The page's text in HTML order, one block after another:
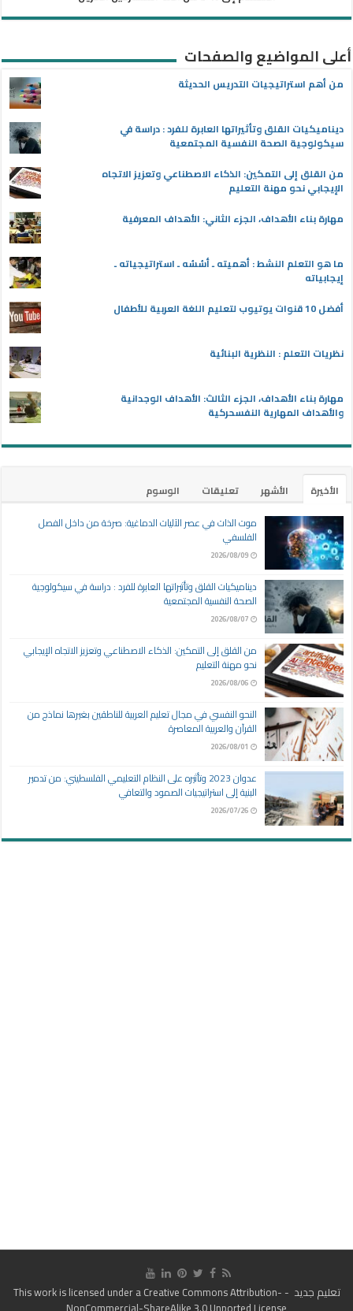
أعلى المواضيع والصفحات
من أهم استراتيجيات التدريس الحديثة
ديناميكيات القلق وتأثيراتها العابرة للفرد : دراسة في
سيكولوجية الصحة النفسية المجتمعية
من القلق إلى التمكين: الذكاء الاصطناعي وتعزيز الاتجاه
الإيجابي نحو مهنة التعليم
مهارة بناء الأهداف، الجزء الثاني: الأهداف المعرفية
ما هو التعلم النشط : أهميته ـ أسُسُه ـ استراتيجياته ـ
إيجابياته
أفضل 10 قنوات يوتيوب لتعليم اللغة العربية للأطفال
نظريات التعلم : النظرية البنائية
مهارة بناء الأهداف، الجزء الثالث: الأهداف الوجدانية
والأهداف المهارية النفسحركية
الأخيرة الأشهر تعليقات
الوسوم
موت الذات في عصر الآليات الدماغية: صرخة من داخل الفصل
الفلسفي
2026/08/09
ديناميكيات القلق وتأثيراتها العابرة للفرد : دراسة في سيكولوجية
الصحة النفسية المجتمعية
2026/08/07
من القلق إلى التمكين: الذكاء الاصطناعي وتعزيز الاتجاه الإيجابي
نحو مهنة التعليم
2026/08/06
النحو النفسي في مجال تعليم العربية للناطقين بغيرها نماذج من
القرآن والعربية المعاصرة
2026/08/01
عدوان 2023 وتأثيره على النظام التعليمي الفلسطيني: من تدمير
البنية إلى استراتيجيات الصمود والتعافي
2026/07/26
تعليم جديد - This work is licensed under a
Creative Commons Attribution-